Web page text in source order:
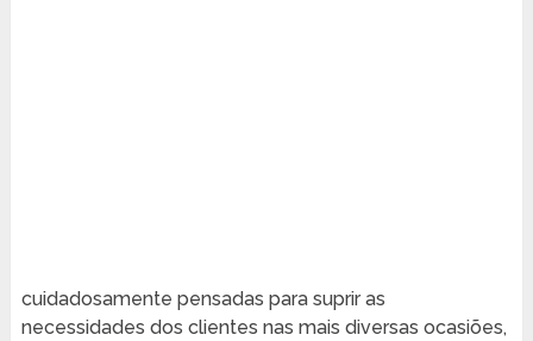
cuidadosamente pensadas para suprir as
necessidades dos clientes nas mais diversas ocasiões,